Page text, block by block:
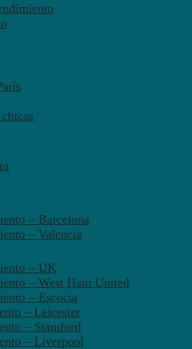
– Barcelona
– Valencia
– UK
– West Ham United
– Escocia
– Leicester
– Stamford
– Liverpool